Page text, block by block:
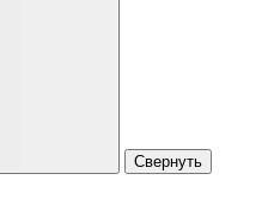
Свернуть